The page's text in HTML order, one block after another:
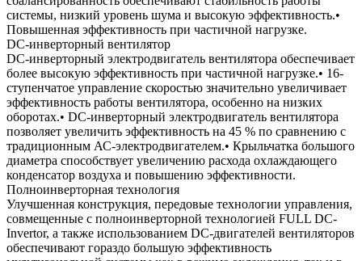
системы, низкий уровень шума и высокую эффективность.•
Повышенная эффективность при частичной нагрузке.
DC-инверторный вентилятор
DC-инверторный электродвигатель вентилятора обеспечивает
более высокую эффективность при частичной нагрузке.• 16-
ступенчатое управление скоростью значительно увеличивает
эффективность работы вентилятора, особенно на низких
оборотах.• DC-инверторный электродвигатель вентилятора
позволяет увеличить эффективность на 45 % по сравнению с
традиционным АС-электродвигателем.• Крыльчатка большого
диаметра способствует увеличению расхода охлаждающего
конденсатор воздуха и повышению эффективности.
Полноинверторная технология
Улучшенная конструкция, передовые технологии управления,
совмещенные с полноинверторной технологией FULL DC-
Invertor, а также использованием DC-двигателей вентиляторов
обеспечивают гораздо большую эффективность